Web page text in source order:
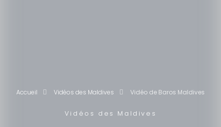
Accueil Vidéos des Maldives Vidéo de Baros Maldives
Vidéos des Maldives